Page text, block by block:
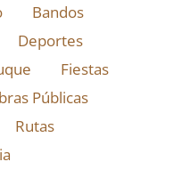
Bandos
Deportes
Fiestas
Públicas
Rutas